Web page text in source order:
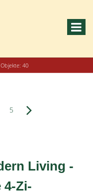
Objekte: 40
5
Living -
4-Zi-